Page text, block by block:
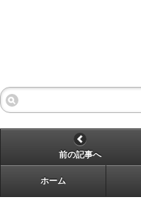
前の記事へ
ホーム